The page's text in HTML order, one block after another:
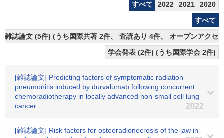
すべて 2022 2021
2020
すべて
雑誌論文 (5件) (うち国際共著 2件、 査読あり 4件、 オープンアクセ
学会発表 (2件) (うち国際学会 2件)
[雑誌論文] Predicting factors of symptomatic radiation
pneumonitis induced by durvalumab following concurrent
chemoradiotherapy in locally advanced non-small cell lung
cancer
2022
[雑誌論文] Risk factors for osteoradionecrosis of the jaw in